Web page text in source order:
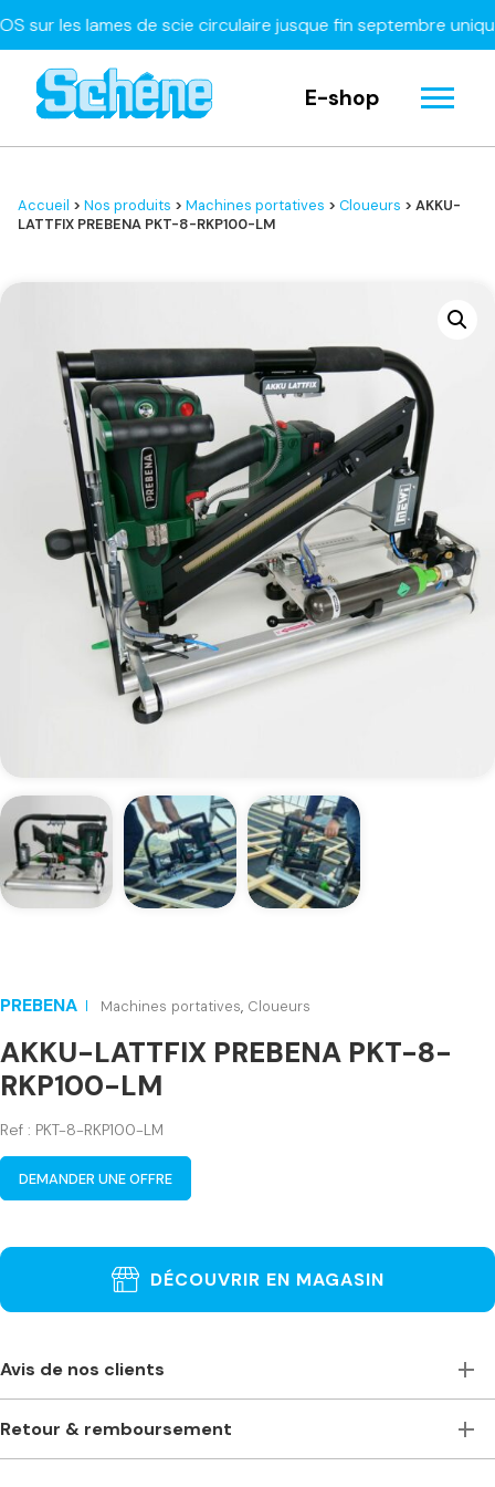
les lames de scie circulaire jusque fin septembre
E-shop
Accueil > Nos produits > Machines portatives > Cloueurs > AKKU-
LATTFIX PREBENA PKT-8-RKP100-LM
PREBENA Machines portatives, Cloueurs
AKKU-LATTFIX PREBENA PKT-8-
RKP100-LM
Ref : PKT-8-RKP100-LM
DEMANDER UNE OFFRE
DÉCOUVRIR EN MAGASIN
Avis de nos clients
recommande vivement ce magasin pour ceux qui ont
Retour & remboursement